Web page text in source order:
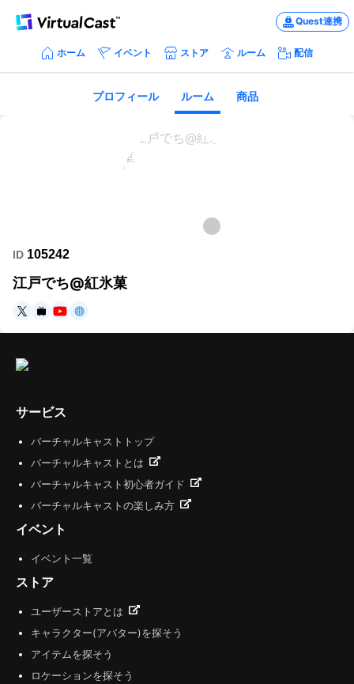
Quest連携
ホーム イベント ストア ルーム 配信
プロフィール ルーム 商品
ID 105242
江戸でち@紅氷菓
https://x.com/edo_sword_fight
https://www.nicovideo.jp/user/24768893
https://www.youtube.com/@sword_fight_vtuber
サービス
バーチャルキャストトップ
バーチャルキャストとは
バーチャルキャスト初心者ガイド
バーチャルキャストの楽しみ方
イベント
イベント一覧
ストア
ユーザーストアとは
キャラクター(アバター)を探そう
アイテムを探そう
ロケーションを探そう